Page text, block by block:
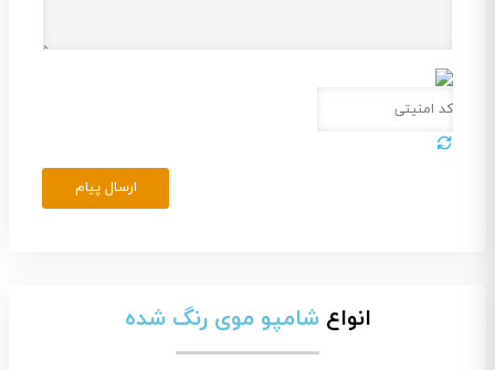
ارسال پیام
انواعشامپو موی رنگ شده